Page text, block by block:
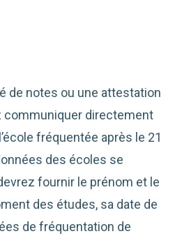
de notes ou une attestation
communiquer directement
fréquentée après le 21
des écoles se
fournir le prénom et le
des études, sa date de
de fréquentation de